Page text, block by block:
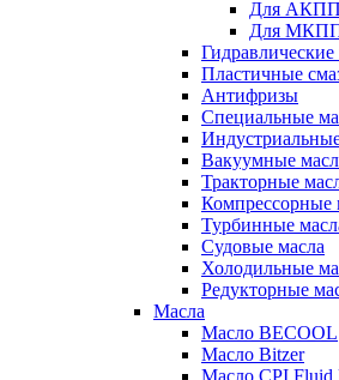
Для АКПП
Для
Гидравлические
Пластичные
Антифризы
Специальные
Вакуумные
Тракторные
Компрессорные
Турбинные
Судовые масла
Холодильные
Редукторные
Масла
Масло BECOOL
Масло Bitzer
Масло CPI Fluid